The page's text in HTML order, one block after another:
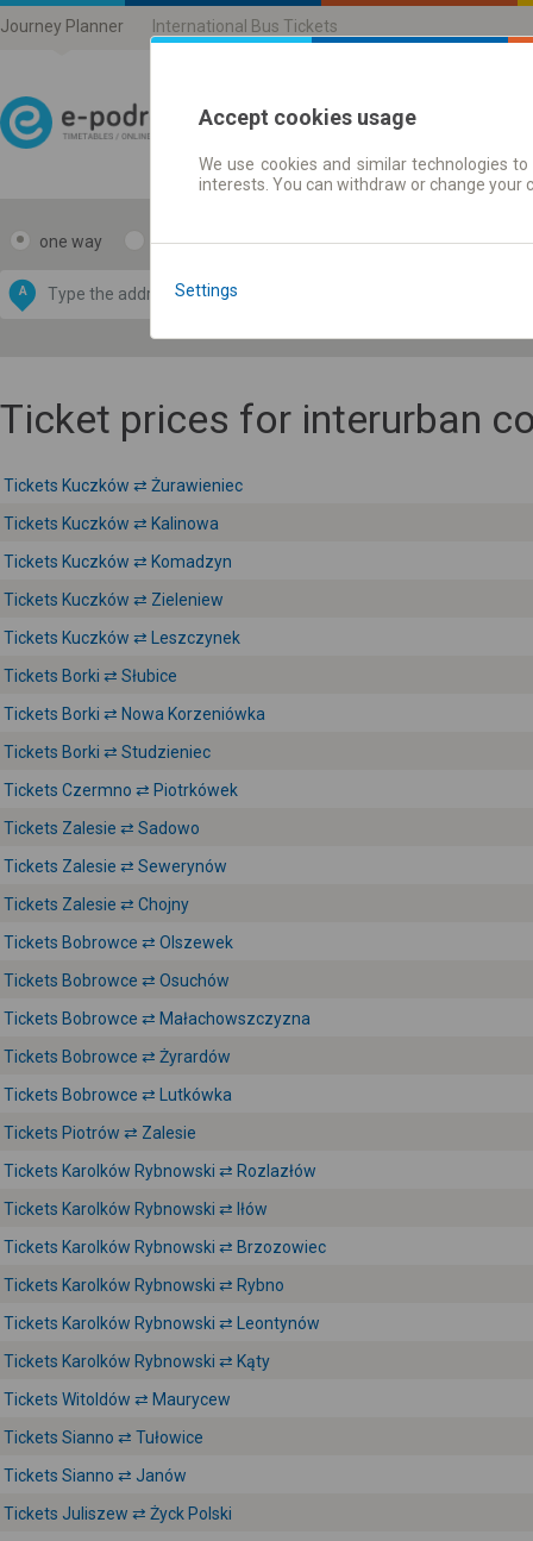
Journey Planner International Bus Tickets
Journey planner |
one way return
A
by
OpenStreetMap
Ticket prices for interurban
Tickets Kuczków ⇄ Żurawieniec
Tickets Kuczków ⇄ Kalinowa
Tickets Kuczków ⇄ Komadzyn
Tickets Kuczków ⇄ Zieleniew
Tickets Kuczków ⇄ Leszczynek
Tickets Borki ⇄ Słubice
Tickets Borki ⇄ Nowa Korzeniówka
Tickets Borki ⇄ Studzieniec
Tickets Czermno ⇄ Piotrkówek
Tickets Zalesie ⇄ Sadowo
Tickets Zalesie ⇄ Sewerynów
Tickets Zalesie ⇄ Chojny
Tickets Bobrowce ⇄ Olszewek
Tickets Bobrowce ⇄ Osuchów
Tickets Bobrowce ⇄ Małachowszczyzna
Tickets Bobrowce ⇄ Żyrardów
Tickets Bobrowce ⇄ Lutkówka
Tickets Piotrów ⇄ Zalesie
Tickets Karolków Rybnowski ⇄ Rozlazłów
Tickets Karolków Rybnowski ⇄ Iłów
Tickets Karolków Rybnowski ⇄ Brzozowiec
Tickets Karolków Rybnowski ⇄ Rybno
Tickets Karolków Rybnowski ⇄ Leontynów
Tickets Karolków Rybnowski ⇄ Kąty
Tickets Witoldów ⇄ Maurycew
Tickets Sianno ⇄ Tułowice
Tickets Sianno ⇄ Janów
Tickets Juliszew ⇄ Życk Polski
Accept cookies usage
We use cookies and similar technologies
interests. You can withdraw or change
Settings